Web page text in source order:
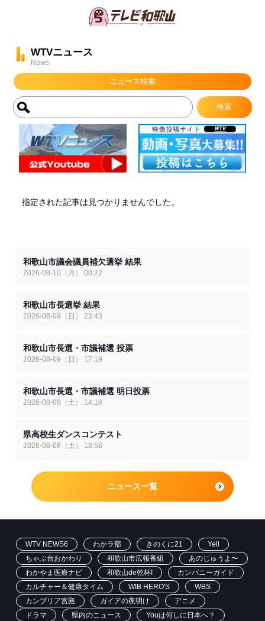
WTVニュース
News
ニュース検索
指定された記事は見つかりませんでした。
和歌山市議会議員補欠選挙 結果
2026-08-10（月） 00:22
和歌山市長選挙 結果
2026-08-09（日） 23:43
和歌山市長選・市議補選 投票
2026-08-09（日） 17:19
和歌山市長選・市議補選 明日投票
2026-08-08（土） 14:18
県高校生ダンスコンテスト
2026-08-08（土） 18:58
ニュース一覧
WTV NEWS6 わかラ部 きのくに21
Yell
ちゃぶ台おかわり
和歌山市広報番組
あのじゅうよ〜
わかやま医療ナビ
和歌山de乾杯!
カンパニーガイド
カルチャー＆健康タイム
WIB HERO'S
WBS
カンブリア宮殿
ガイアの夜明け
アニメ
ドラマ
県内のニュース
Youは何しに日本へ？